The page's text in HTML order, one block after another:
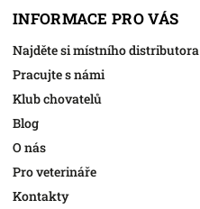
INFORMACE PRO VÁS
Najděte si místního distributora
Pracujte s námi
Klub chovatelů
Blog
O nás
Pro veterináře
Kontakty